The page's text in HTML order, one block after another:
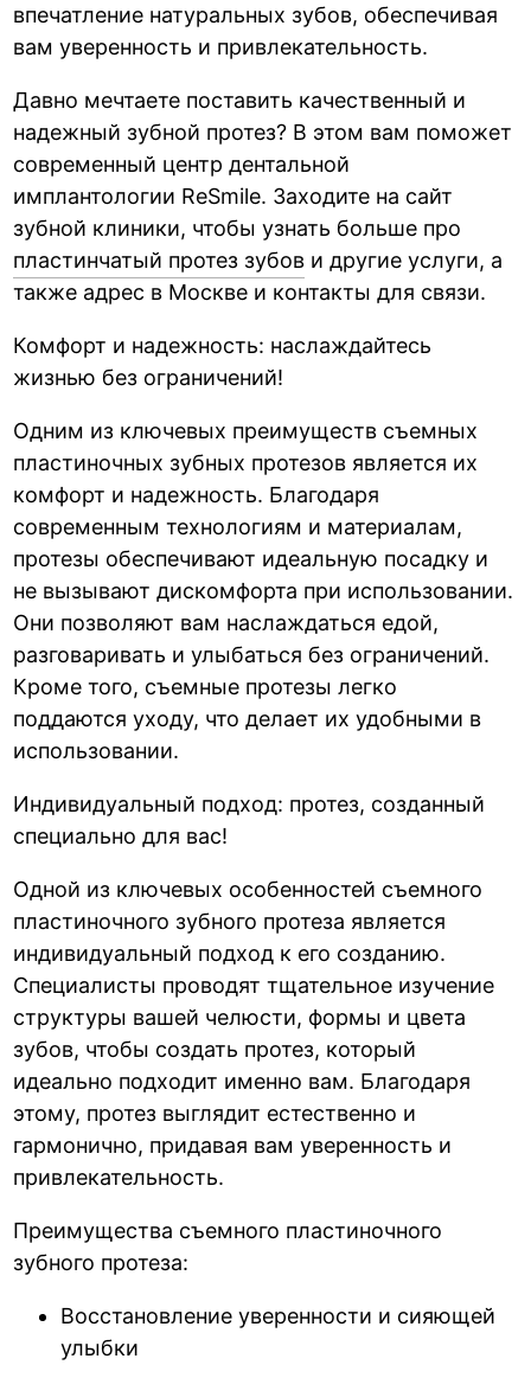
впечатление натуральных зубов, обеспечивая
вам уверенность и привлекательность.
Давно мечтаете поставить качественный и
надежный зубной протез? В этом вам поможет
современный центр дентальной
имплантологии ReSmile. Заходите на сайт
зубной клиники, чтобы узнать больше про
пластинчатый протез зубов и другие услуги, а
также адрес в Москве и контакты для связи.
Комфорт и надежность: наслаждайтесь
жизнью без ограничений!
Одним из ключевых преимуществ съемных
пластиночных зубных протезов является их
комфорт и надежность. Благодаря
современным технологиям и материалам,
протезы обеспечивают идеальную посадку и
не вызывают дискомфорта при использовании.
Они позволяют вам наслаждаться едой,
разговаривать и улыбаться без ограничений.
Кроме того, съемные протезы легко
поддаются уходу, что делает их удобными в
использовании.
Индивидуальный подход: протез, созданный
специально для вас!
Одной из ключевых особенностей съемного
пластиночного зубного протеза является
индивидуальный подход к его созданию.
Специалисты проводят тщательное изучение
структуры вашей челюсти, формы и цвета
зубов, чтобы создать протез, который
идеально подходит именно вам. Благодаря
этому, протез выглядит естественно и
гармонично, придавая вам уверенность и
привлекательность.
Преимущества съемного пластиночного
зубного протеза:
Восстановление уверенности и сияющей
улыбки